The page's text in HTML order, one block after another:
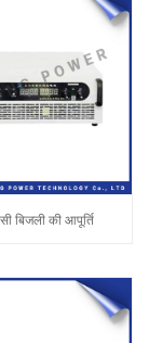
बिजली की आपूर्ति